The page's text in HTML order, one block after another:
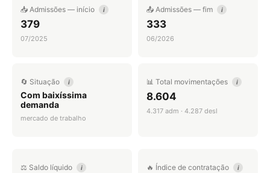
📥 Admissões — início i
379
07/2025
📤 Admissões — fim i
333
06/2026
🔄 Situação i
Com baixíssima
demanda
mercado de trabalho
📊 Total movimentações i
8.604
4.317 adm · 4.287 desl
⚖️ Saldo líquido i 🔥 Índice de contratação i